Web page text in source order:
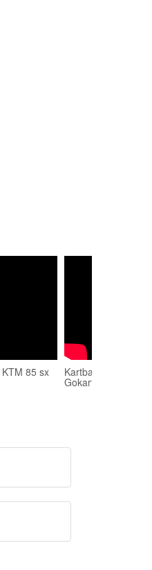
85 sx Kartbahn Görlitz -
Gokarty - Zgorzelec